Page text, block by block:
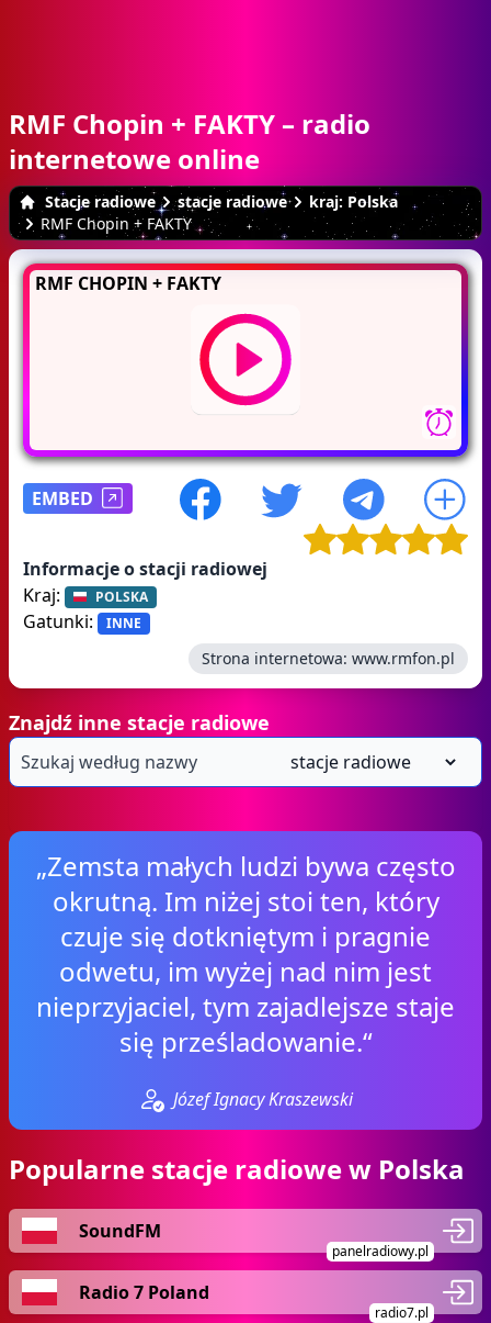
RMF Chopin + FAKTY – radio
internetowe online
Stacje radiowe stacje radiowe
kraj: Polska
RMF Chopin + FAKTY
RMF CHOPIN + FAKTY
EMBED
Informacje o stacji radiowej
Kraj:
POLSKA
Gatunki: INNE
Strona internetowa: www.rmfon.pl
Znajdź inne stacje radiowe
„Zemsta małych ludzi bywa często
okrutną. Im niżej stoi ten, który
czuje się dotkniętym i pragnie
odwetu, im wyżej nad nim jest
nieprzyjaciel, tym zajadlejsze staje
się prześladowanie.“
Józef Ignacy Kraszewski
Popularne stacje radiowe w Polska
SoundFM
panelradiowy.pl
Radio 7 Poland
radio7.pl